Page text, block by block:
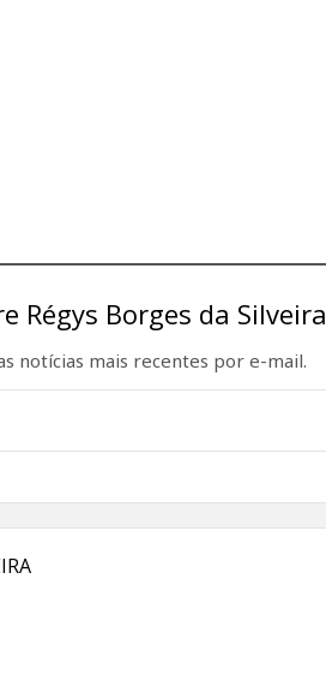
Régys Borges da Silveira
notícias mais recentes por e-mail.